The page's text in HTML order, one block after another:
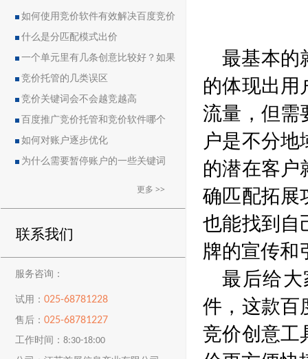
如何使用竞价软件有效解决百度竞价
中的恶点问题
什么是分匹配模式出价
一个单元里有几条创意比较好？如果
删除创意会导致账户流量突然下降吗？
竞价托管的几类误区
竞价关键词会不会越竞越高
百度推广竞价托管和竞价软件哪个
好？
如何对账户逐步优化
为什么需要暂停账户的一些关键词
更多 >>
联系我们
服务咨询：
试用：025-68781228
售后：025-68781227
工作时间：8:30-18:00
最基本的
的体现出用
流量，但需
户是不分
的潜在客户
确匹配拓展
也能找到自
牌的宣传和
最后给
件，这款百
竞价创意工